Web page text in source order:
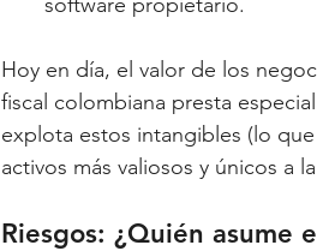
Hoy en día, el valor de los
fiscal colombiana presta
explota estos intangibles (lo
activos más valiosos y únicos a
Riesgos: ¿Quién asume